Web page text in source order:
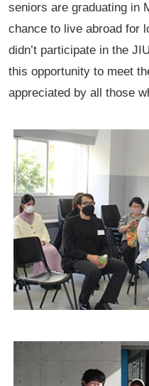
seniors are graduating in
chance to live abroad for
didn’t participate in the
this opportunity to meet
appreciated by all those